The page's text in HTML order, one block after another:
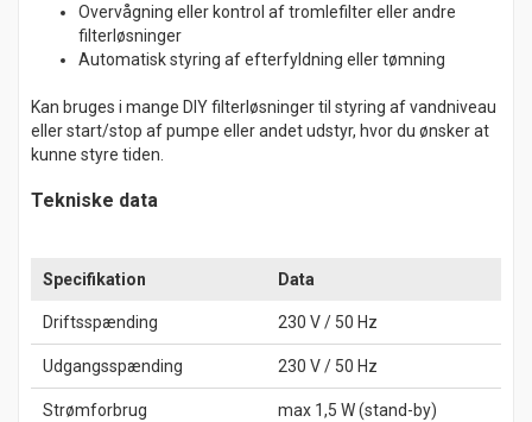
Overvågning eller kontrol af tromlefilter eller andre
filterløsninger
Automatisk styring af efterfyldning eller tømning
Kan bruges i mange DIY filterløsninger til styring af vandniveau
eller start/stop af pumpe eller andet udstyr, hvor du ønsker at
kunne styre tiden.
Tekniske data
Specifikation Data
Driftsspænding 230 V / 50 Hz
Udgangsspænding 230 V / 50 Hz
Strømforbrug max 1,5 W (stand-by)